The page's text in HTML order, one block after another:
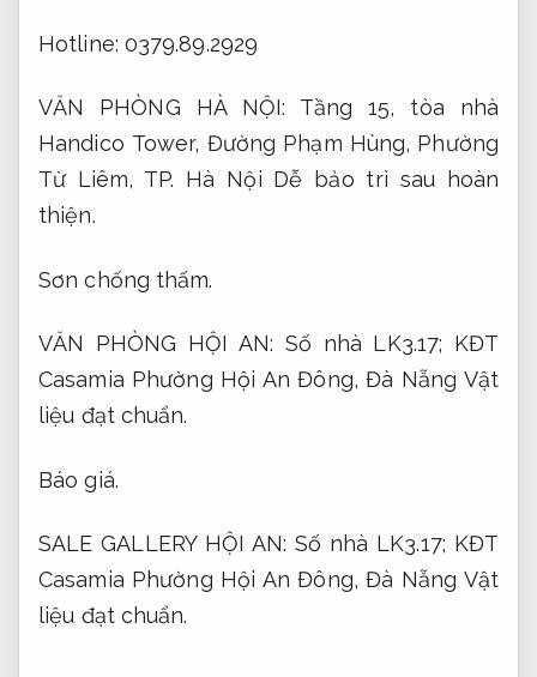
Hotline: 0379.89.2929
VĂN PHÒNG HÀ NỘI: Tầng 15, tòa nhà
Handico Tower, Đường Phạm Hùng, Phường
Từ Liêm, TP. Hà Nội Dễ bảo trì sau hoàn
thiện.
Sơn chống thấm.
VĂN PHÒNG HỘI AN: Số nhà LK3.17; KĐT
Casamia Phường Hội An Đông, Đà Nẵng Vật
liệu đạt chuẩn.
Báo giá.
SALE GALLERY HỘI AN: Số nhà LK3.17; KĐT
Casamia Phường Hội An Đông, Đà Nẵng Vật
liệu đạt chuẩn.